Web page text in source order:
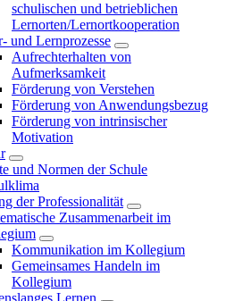
schulischen und betrieblichen
Lernorten/Lernortkooperation
und Lernprozesse
Aufrechterhalten von
Aufmerksamkeit
Förderung von Verstehen
Förderung von Anwendungsbezug
Förderung von intrinsischer
Motivation
und Normen der Schule
der Professionalität
Zusammenarbeit im
Kommunikation im Kollegium
Gemeinsames Handeln im
Kollegium
Lernen